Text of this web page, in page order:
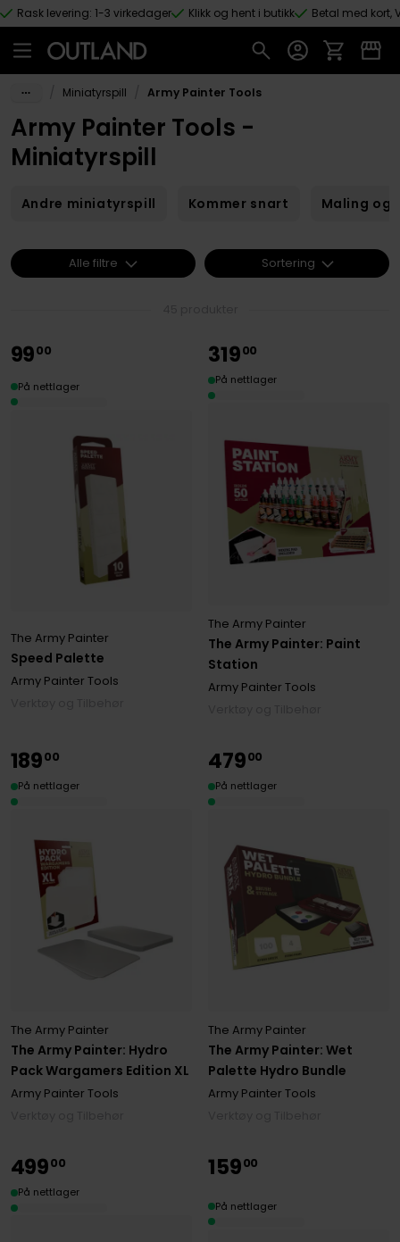
Hopp til hovedinnhold
Rask levering: 1-3 virkedager Klikk og hent i butikk Betal med kort,
Miniatyrspill Army Painter Tools
Army Painter Tools -
Miniatyrspill
Andre miniatyrspill Kommer snart Maling og
Speed Palette
The Army Painter
Army Painter Tools
9900
På nettlager
The Army Painter: Paint
Station
The Army Painter
Army Painter Tools
31900
På nettlager
The Army Painter: Hydro
Pack Wargamers Edition XL
The Army Painter
Army Painter Tools
18900
På nettlager
The Army Painter: Wet
Palette Hydro Bundle
The Army Painter
Army Painter Tools
47900
På nettlager
49900
På nettlager
15900
På nettlager
Alle filtre Sortering